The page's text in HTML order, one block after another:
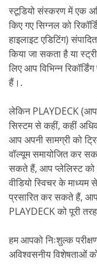
स्टूडियो संस्करण में एक
किए गए सिग्नल को
हाइलाइट एडिटिंग)
किया जा सकता है या
लिए आप विभिन्न
हैं।.
लेकिन PLAYDECK
सिस्टम से कहीं, कहीं
आप अपनी सामग्री को
वॉल्यूम समायोजित कर
सकते हैं, आप प्लेलिस्ट को
वीडियो स्विचर के
प्रसारित कर सकते हैं,
PLAYDECK को पूरी
हम आपको निःशुल्क
अविश्वसनीय विशेषताओं